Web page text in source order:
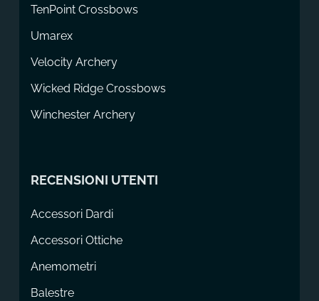
TenPoint Crossbows
Umarex
Velocity Archery
Wicked Ridge Crossbows
Winchester Archery
RECENSIONI UTENTI
Accessori Dardi
Accessori Ottiche
Anemometri
Balestre